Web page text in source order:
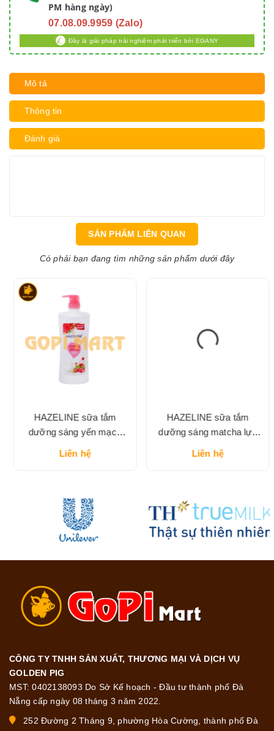
PM hàng ngày)
07.08.09.9959 (Zalo)
Đây là giải pháp trải nghiệm phát triển bởi EGANY
Mô tả
Thông tin
Đánh giá
SẢN PHẨM LIÊN QUAN
Có phải bạn đang tìm những sản phẩm dưới đây
HAZELINE sữa tắm
dưỡng sáng yến mạch
Liên hệ
HAZELINE sữa tắm
dưỡng sáng matcha lựu
Liên hệ
CÔNG TY TNHH SẢN XUẤT, THƯƠNG MẠI VÀ DỊCH VỤ
GOLDEN PIG
MST: 0402138093 Do Sở Kế hoạch - Đầu tư thành phố Đà
Nẵng cấp ngày 08 tháng 3 năm 2022.
252 Đường 2 Tháng 9, phường Hòa Cường, thành phố Đà